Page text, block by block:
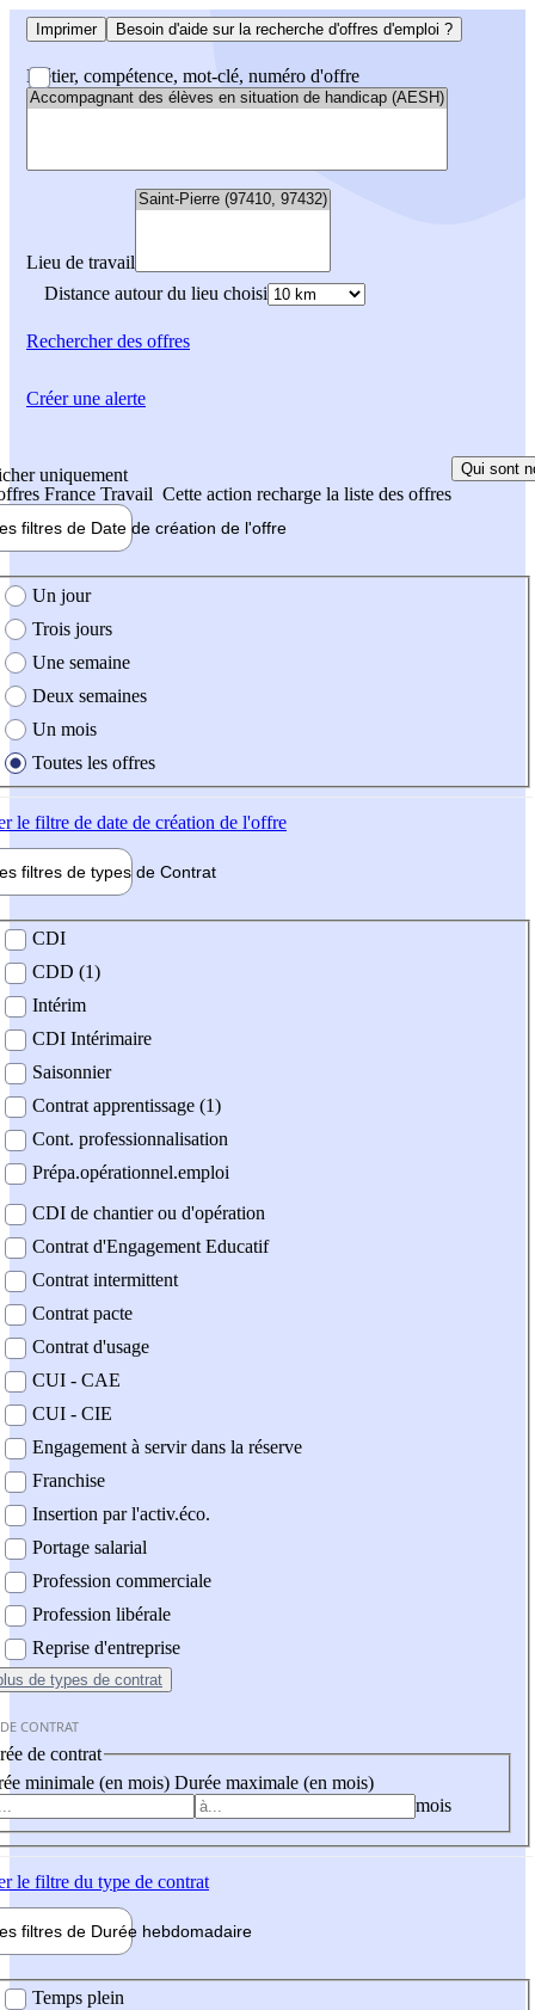
Imprimer Besoin d'aide sur la recherche d'offres d'emploi ?
Métier, compétence, mot-clé, numéro d'offre
Lieu de travail
Distance autour du lieu choisi
Rechercherdes offres
uniquement
France Travail Cette action recharge la liste des offres
Qui sont
filtres de Date de création de l'offre
création de l'offre
Un jour
Trois jours
Une semaine
Deux semaines
Un mois
Toutes les offres
le filtre de date de création de l'offre
filtres de types de Contrat
contrat
CDI
CDD (1)
Intérim
CDI Intérimaire
Saisonnier
Contrat apprentissage (1)
Cont. professionnalisation
Prépa.opérationnel.emploi
CDI de chantier ou d'opération
Contrat d'Engagement Educatif
Contrat intermittent
Contrat pacte
Contrat d'usage
CUI - CAE
CUI - CIE
Engagement à servir dans la réserve
Franchise
Insertion par l'activ.éco.
Portage salarial
Profession commerciale
Profession libérale
Reprise d'entreprise
de types de contrat
CONTRAT
de contrat
minimale (en mois) Durée maximale (en mois)
mois
le filtre du type de contrat
filtres de Durée hebdomadaire
Temps plein
Créer une alerte